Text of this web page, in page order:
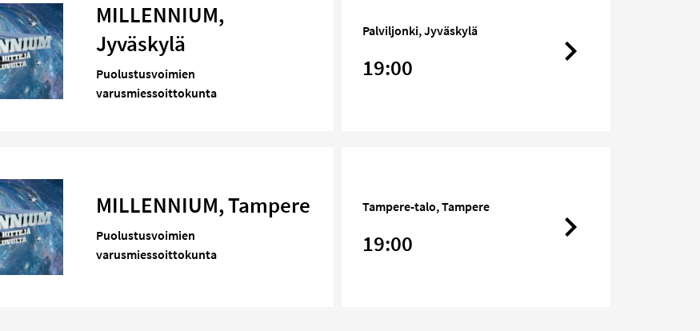
MILLENNIUM,
Jyväskylä
Puolustusvoimien
varusmiessoittokunta
Palviljonki, Jyväskylä
19:00
MILLENNIUM, Tampere
Puolustusvoimien
varusmiessoittokunta
Tampere-talo, Tampere
19:00